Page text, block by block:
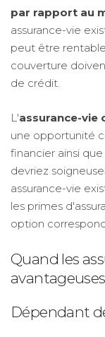
par rapport au
assurance-vie
peut être
couverture
de crédit.
L'assurance-
une opportunité
financier ainsi
devriez
assurance-vie
les primes
option
Quand les
Dépendant